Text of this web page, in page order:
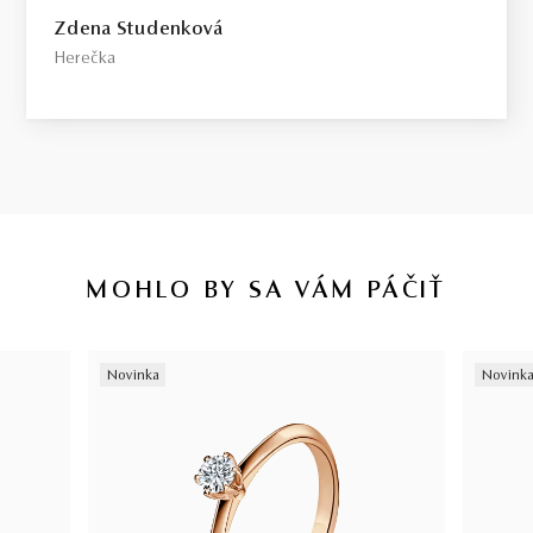
Select / náš tip
tých, ktorí chcú to najlepšie, bez kompromisov.
šperky majú naviac certifikát vystavený jedinou znaleckou
organizáciou na Slovensku,SGI.V prípade kúpy diamantového
šperku radíme spozornieť, ak je certifikát, ktorý je k šperku dodaný,
Zdena Studenková
Herečka
MOHLO BY SA VÁM PÁČIŤ
Novinka Novinka